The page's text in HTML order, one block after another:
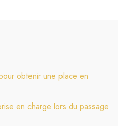
obtenir une place en
en charge lors du passage